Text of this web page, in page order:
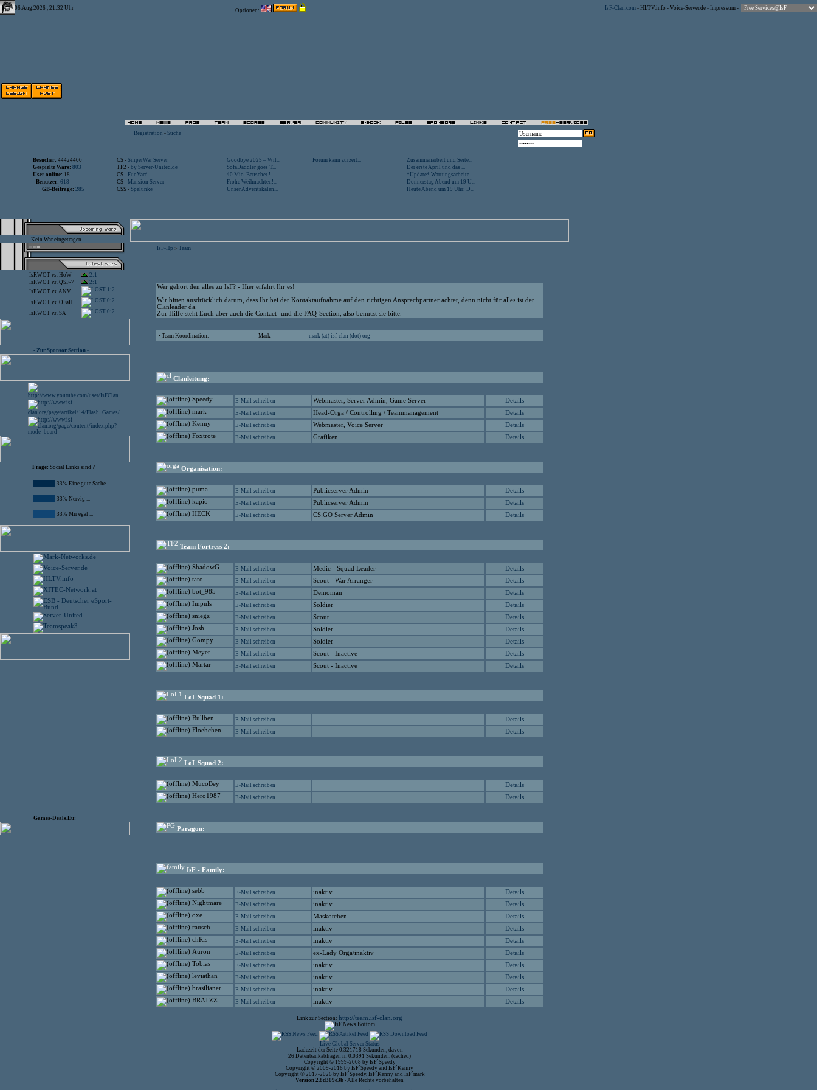
06.Aug.2026 , 21:32 Uhr Optionen: IsF-Clan.com - HLTV.info - Voice-Server.de - Impressum -
Registration - Suche
Besucher: 44424400 CS - SniperWar Server Goodbye 2025 – Wil... Forum kann zurzeit...
Zusammenarbeit und Seite...
Gespielte Wars: 803 TF2 - by Server-United.de SofaDaddler goes T...
Der erste April und das ...
User online: 18 CS - FunYard 40 Mio. Beuscher !...
*Update* Wartungsarbeite...
Benutzer: 618 CS - Mansion Server Frohe Weihnachten!...
Donnerstag Abend um 19 U...
GB-Beiträge: 285 CSS - Spelunke Unser Adventskalen... Heute Abend um 19 Uhr: D...
Kein War eingetragen
IsF.WOT vs. HoW
2:1
IsF.WOT vs. QSF-7
2:1
IsF.WOT vs.ANV 1:2
IsF.WOT vs. OFaH 0:2
IsF.WOT vs. SA 0:2
- Zur Sponsor Section -
Frage: Social Links sind ?
33% Eine gute Sache ...
33% Nervig ...
33% Mir egal ...
Games-Deals.Eu:
IsF-Hp > Team
Wer gehört den alles zu IsF? - Hier erfahrt Ihr es!
Wir bitten ausdrücklich darum, dass Ihr bei der Kontaktaufnahme auf den richtigen Ansprechpartner achtet, denn nicht für alles ist der
Clanleader da.
Zur Hilfe steht Euch aber auch die Contact- und die FAQ-Section, also benutzt sie bitte.
• Team Koordination: Mark mark (at) isf-clan (dot) org
Clanleitung:
Speedy E-Mail schreiben Webmaster, Server Admin, Game Server
Details
mark
E-Mail schreiben Head-Orga / Controlling / Teammanagement
Details
Kenny
E-Mail schreiben Webmaster, Voice Server
Details
Foxtrote
E-Mail schreiben Grafiken Details
Organisation:
puma E-Mail schreiben Publicserver Admin
Details
kapio
E-Mail schreiben Publicserver Admin
Details
HECK
E-Mail schreiben CS:GO Server Admin Details
Team Fortress 2:
ShadowG E-Mail schreiben Medic - Squad Leader
Details
taro
E-Mail schreiben Scout - War Arranger
Details
bot_985
E-Mail schreiben Demoman
Details
Impuls
E-Mail schreiben Soldier
Details
sniegz
E-Mail schreiben Scout
Details
Josh
E-Mail schreiben Soldier
Details
Gompy
E-Mail schreiben Soldier
Details
Meyer
E-Mail schreiben Scout - Inactive
Details
Martar
E-Mail schreiben Scout - Inactive Details
LoL Squad 1:
Bullben E-Mail schreiben
Details
Floehchen
E-Mail schreiben Details
LoL Squad 2:
MucoBey E-Mail schreiben
Details
Hero1987
E-Mail schreiben Details
Paragon:
IsF - Family:
sebb E-Mail schreiben inaktiv
Details
Nightmare
E-Mail schreiben inaktiv
Details
oxe
E-Mail schreiben Maskotchen
Details
rausch
E-Mail schreiben inaktiv
Details
chRis
E-Mail schreiben inaktiv
Details
Auron
E-Mail schreiben ex-Lady Orga/inaktiv
Details
Tobias
E-Mail schreiben inaktiv
Details
leviathan
E-Mail schreiben inaktiv
Details
brasilianer
E-Mail schreiben inaktiv
Details
BRATZZ
E-Mail schreiben inaktiv Details
Link zur Section: http://team.isf-clan.org
Live Global Server Status
Ladezeit der Seite 0.321718 Sekunden, davon
26 Datenbankabfragen in 0.0391 Sekunden. (cached)
Copyright © 1999-2008 by IsF`Speedy
Copyright © 2009-2016 by IsF`Speedy and IsF`Kenny
Copyright © 2017-2026 by IsF`Speedy, IsF`Kenny and IsF`mark
Version 2.8d309e3b - Alle Rechte vorbehalten